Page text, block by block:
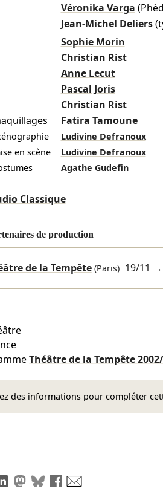
Véronika Varga
Jean-Michel Deliers
Sophie Morin
Christian Rist
Anne Lecut
Pascal Joris
Christian Rist
Fatira Tamoune
Ludivine Defranoux
en scène
Ludivine Defranoux
Agathe Gudefin
Classique
de production
de la Tempête(Paris) 19/11 →
Théâtre de la Tempête
des informations pour compléter
le lien
Partager sur LinkedIn
Partager sur Mastodon
Partager sur Bluesky
Partager sur